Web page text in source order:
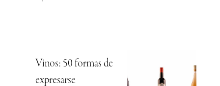
Vinos: 50 formas de
expresarse